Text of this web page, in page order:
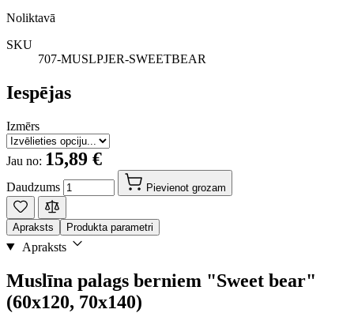
Noliktavā
SKU
707-MUSLPJER-SWEETBEAR
Iespējas
Izmērs
Jau no: 15,89 €
Daudzums Pievienot grozam
Apraksts Produkta parametri
Apraksts
Muslīna palags berniem "Sweet bear"
(60x120, 70x140)